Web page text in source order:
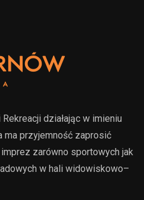
działając w imieniu
ma przyjemność zaprosić
zarówno sportowych jak
w hali widowiskowo–